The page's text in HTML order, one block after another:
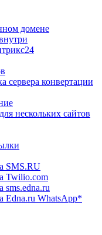
домене
сервера конвертации
нескольких сайтов
SMS.RU
Twilio.com
sms.edna.ru
Edna.ru WhatsApp*